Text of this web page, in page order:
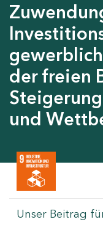
der freien
und
Unser Beitrag